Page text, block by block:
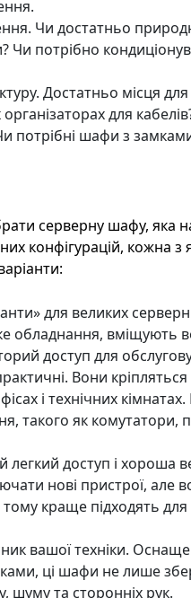
Чи достатньо
Чи потрібно
Достатньо місця
для
потрібні шафи з
серверну шафу, яка
конфігурацій, кожна з
для великих
обладнання, вміщують
доступ для
Вони
і технічних кімнатах.
такого як комутатори,
доступ і хороша
нові пристрої, але
краще підходять
вашої техніки.
ці шафи не лише
шуму та сторонніх рук.